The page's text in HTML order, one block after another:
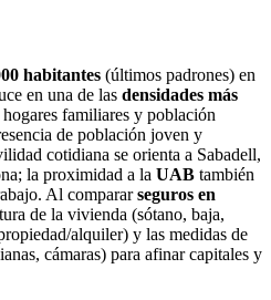
habitantes (últimos padrones) en
en una de las densidades más
familiares y población
de población joven y
cotidiana se orienta a Sabadell,
la proximidad a la UAB también
Al compararseguros en
de la vivienda (sótano, baja,
alquiler) y las medidas de
cámaras) para afinar capitales y